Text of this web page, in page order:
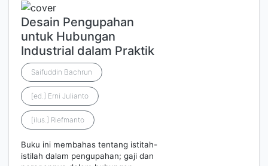
Desain Pengupahan
untuk Hubungan
Industrial dalam Praktik
Saifuddin Bachrun
[ed.] Erni Julianto
[ilus.] Riefmanto
Buku ini membahas tentang istitah-
istilah dalam pengupahan; gaji dan